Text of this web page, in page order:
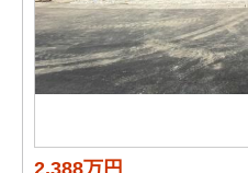
2,388万円